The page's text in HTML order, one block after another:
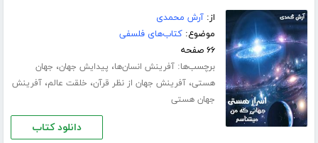
از:آرش محمدی
موضوع:کتاب‌های فلسفی
۶۶ صفحه
برچسب‌ها:آفرینش انسان‌ها، پیدایش جهان، جهان
هستی،آفرینش جهان از نظر قرآن، خلقت عالم،آفرینش
جهان هستی
دانلود کتاب